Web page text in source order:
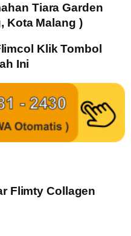
Tiara Garden
Kota Malang )
Klik Tombol
Ini
Flimty Collagen